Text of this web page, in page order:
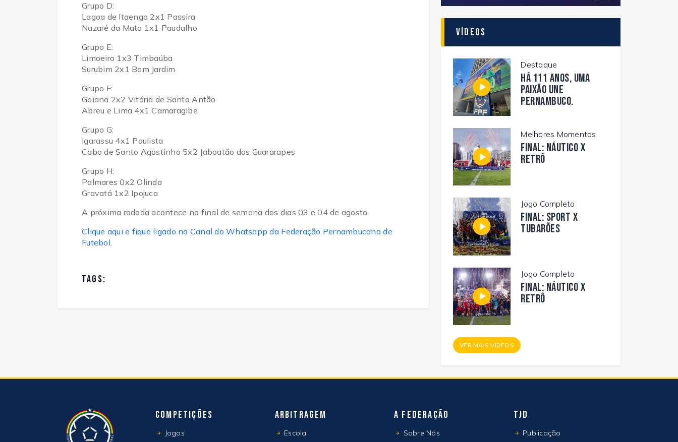
Grupo D:
Lagoa de Itaenga 2x1 Passira
Nazaré da Mata 1x1 Paudalho
Grupo E:
Limoeiro 1x3 Timbaúba
Surubim 2x1 Bom Jardim
Grupo F:
Goiana 2x2 Vitória de Santo Antão
Abreu e Lima 4x1 Camaragibe
Grupo G:
Igarassu 4x1 Paulista
Cabo de Santo Agostinho 5x2 Jaboatão dos Guararapes
Grupo H:
Palmares 0x2 Olinda
Gravatá 1x2 Ipojuca
A próxima rodada acontece no final de semana dos dias 03 e 04 de agosto.
Clique aqui e fique ligado no Canal do Whatsapp da Federação Pernambucana de
Futebol.
TAGS:
Vídeos
Destaque
Há 111 anos, uma
paixão une
Pernambuco.
Melhores Momentos
FINAL: NÁUTICO X
RETRÔ
Jogo Completo
FINAL: SPORT X
TUBARÕES
Jogo Completo
FINAL: NÁUTICO X
RETRÔ
VER MAIS VÍDEOS
Competições
Jogos
Arbitragem
Escola
A Federação
Sobre Nós
TJD
Publicação